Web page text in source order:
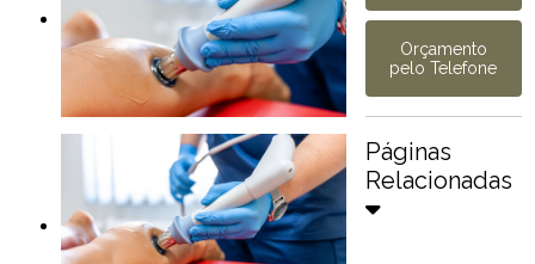
Orçamento
pelo Telefone
Páginas
Relacionadas